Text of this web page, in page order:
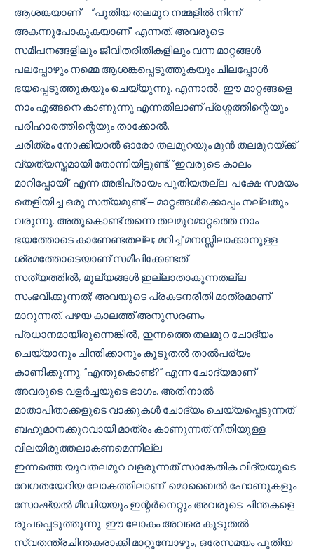
ആശങ്കയാണ് — “പുതിയ തലമുറ നമ്മളിൽ നിന്ന്
അകന്നുപോകുകയാണ്” എന്നത്. അവരുടെ
സമീപനങ്ങളിലും ജീവിതരീതികളിലും വന്ന മാറ്റങ്ങൾ
പലപ്പോഴും നമ്മെ ആശങ്കപ്പെടുത്തുകയും ചിലപ്പോൾ
ഭയപ്പെടുത്തുകയും ചെയ്യുന്നു. എന്നാൽ, ഈ മാറ്റങ്ങളെ
നാം എങ്ങനെ കാണുന്നു എന്നതിലാണ് പ്രശ്നത്തിന്റെയും
പരിഹാരത്തിന്റെയും താക്കോൽ.
ചരിത്രം നോക്കിയാൽ ഓരോ തലമുറയും മുൻ തലമുറയ്ക്ക്
വ്യത്യസ്തമായി തോന്നിയിട്ടുണ്ട്. “ഇവരുടെ കാലം
മാറിപ്പോയി” എന്ന അഭിപ്രായം പുതിയതല്ല. പക്ഷേ സമയം
തെളിയിച്ച ഒരു സത്യമുണ്ട് — മാറ്റങ്ങൾക്കൊപ്പം നല്ലതും
വരുന്നു. അതുകൊണ്ട് തന്നെ തലമുറമാറ്റത്തെ നാം
ഭയത്തോടെ കാണേണ്ടതല്ല; മറിച്ച് മനസ്സിലാക്കാനുള്ള
ശ്രമത്തോടെയാണ് സമീപിക്കേണ്ടത്.
സത്യത്തിൽ, മൂല്യങ്ങൾ ഇല്ലാതാകുന്നതല്ല
സംഭവിക്കുന്നത്; അവയുടെ പ്രകടനരീതി മാത്രമാണ്
മാറുന്നത്. പഴയ കാലത്ത് അനുസരണം
പ്രധാനമായിരുന്നെങ്കിൽ, ഇന്നത്തെ തലമുറ ചോദ്യം
ചെയ്യാനും ചിന്തിക്കാനും കൂടുതൽ താൽപര്യം
കാണിക്കുന്നു. “എന്തുകൊണ്ട്?” എന്ന ചോദ്യമാണ്
അവരുടെ വളർച്ചയുടെ ഭാഗം. അതിനാൽ
മാതാപിതാക്കളുടെ വാക്കുകൾ ചോദ്യം ചെയ്യപ്പെടുന്നത്
ബഹുമാനക്കുറവായി മാത്രം കാണുന്നത് നീതിയുള്ള
വിലയിരുത്തലാകണമെന്നില്ല.
ഇന്നത്തെ യുവതലമുറ വളരുന്നത് സാങ്കേതിക വിദ്യയുടെ
വേഗതയേറിയ ലോകത്തിലാണ്. മൊബൈൽ ഫോണുകളും
സോഷ്യൽ മീഡിയയും ഇന്റർനെറ്റും അവരുടെ ചിന്തകളെ
രൂപപ്പെടുത്തുന്നു. ഈ ലോകം അവരെ കൂടുതൽ
സ്വതന്ത്രചിന്തകരാക്കി മാറ്റുമ്പോഴും, ഒരേസമയം പുതിയ